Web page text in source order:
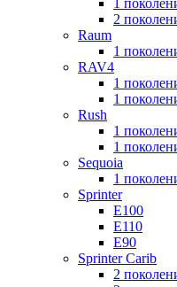
1
2
Raum
1
RAV4
1
1
Rush
1
1
Sequoia
1
Sprinter
E100
E110
E90
Sprinter Carib
2